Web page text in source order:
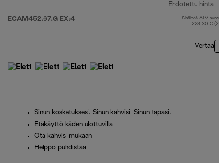
ECAM452.67.G EX:4
Ehdotettu hinta
Sisältää ALV-
223,30 €
Vertaa
Sinun kosketuksesi. Sinun kahvisi. Sinun tapasi.
Etäkäyttö käden ulottuvilla
Ota kahvisi mukaan
Helppo puhdistaa